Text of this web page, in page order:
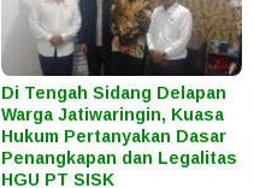
Di Tengah Sidang Delapan
Warga Jatiwaringin, Kuasa
Hukum Pertanyakan Dasar
Penangkapan dan Legalitas
HGU PT SISK